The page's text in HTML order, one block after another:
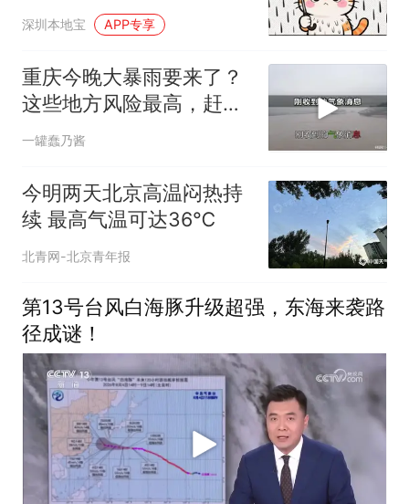
警信号发布！最高或
深圳本地宝 APP专享
重庆今晚大暴雨要来了？
这些地方风险最高，赶紧
看看你家
一罐蠢乃酱
今明两天北京高温闷热持
续 最高气温可达36℃
北青网-北京青年报
第13号台风白海豚升级超强，东海来袭路
径成谜！